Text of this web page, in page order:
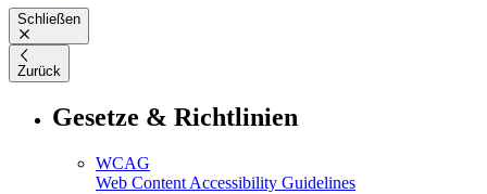
Schließen
Zurück
Gesetze & Richtlinien
WCAG
Web Content Accessibility Guidelines